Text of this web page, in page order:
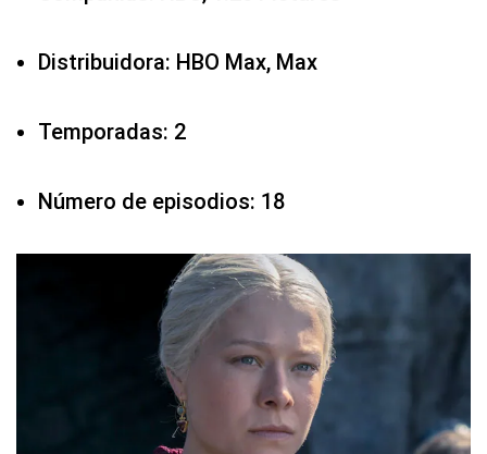
Distribuidora: HBO Max, Max
Temporadas: 2
Número de episodios: 18